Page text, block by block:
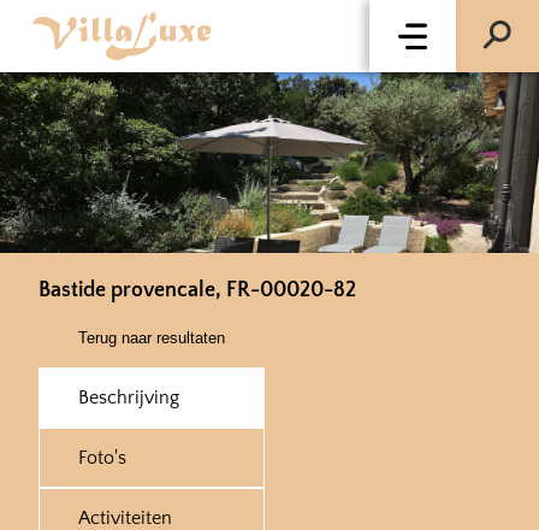
Bastide provencale, FR-00020-82
Terug naar resultaten
Beschrijving
Foto's
Activiteiten